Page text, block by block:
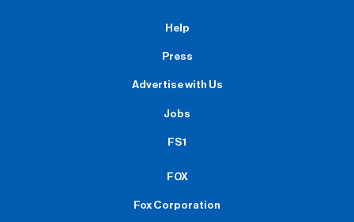
Help
Press
Advertise with Us
Jobs
FS1
FOX
Fox Corporation